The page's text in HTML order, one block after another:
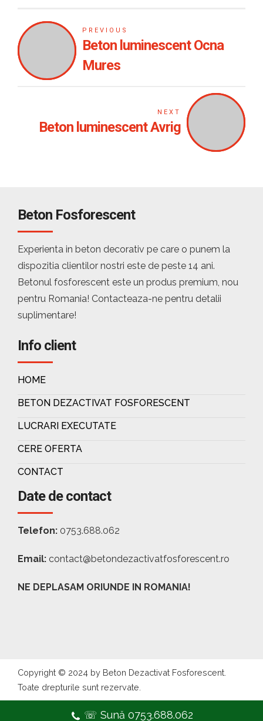
PREVIOUS
Beton luminescent Ocna
Mures
NEXT
Beton luminescent Avrig
Beton Fosforescent
Experienta in beton decorativ pe care o punem la
dispozitia clientilor nostri este de peste 14 ani.
Betonul fosforescent este un produs premium, nou
pentru Romania! Contacteaza-ne pentru detalii
suplimentare!
Info client
HOME
BETON DEZACTIVAT FOSFORESCENT
LUCRARI EXECUTATE
CERE OFERTA
CONTACT
Date de contact
Telefon: 0753.688.062
Email: contact@betondezactivatfosforescent.ro
NE DEPLASAM ORIUNDE IN ROMANIA!
Copyright © 2024 by Beton Dezactivat Fosforescent.
Toate drepturile sunt rezervate.
☏ Sună 0753.688.062